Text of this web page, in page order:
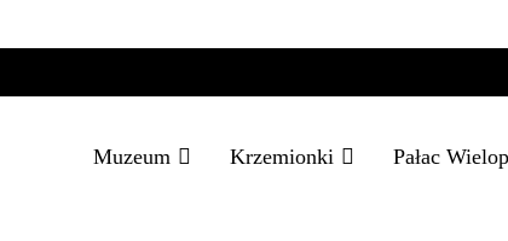
Muzeum Krzemionki Pałac